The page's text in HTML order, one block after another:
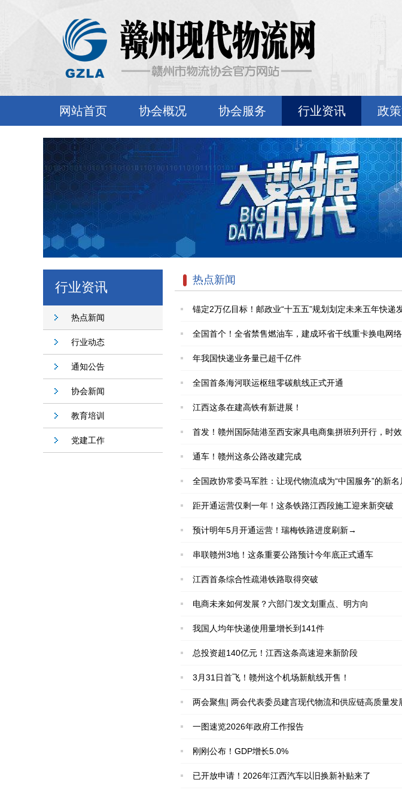
网站首页 协会概况 协会服务 行业资讯 政
行业资讯
热点新闻
行业动态
通知公告
协会新闻
教育培训
党建工作
热点新闻
锚定2万亿目标！邮政业“十五五”规划划定未来五年快递
全国首个！全省禁售燃油车，建成环省干线重卡换电网络
年我国快递业务量已超千亿件
全国首条海河联运枢纽零碳航线正式开通
江西这条在建高铁有新进展！
首发！赣州国际陆港至西安家具电商集拼班列开行，时
通车！赣州这条公路改建完成
全国政协常委马军胜：让现代物流成为“中国服务”的新名
距开通运营仅剩一年！这条铁路江西段施工迎来新突破
预计明年5月开通运营！瑞梅铁路进度刷新→
串联赣州3地！这条重要公路预计今年底正式通车
江西首条综合性疏港铁路取得突破
电商未来如何发展？六部门发文划重点、明方向
我国人均年快递使用量增长到141件
总投资超140亿元！江西这条高速迎来新阶段
3月31日首飞！赣州这个机场新航线开售！
两会聚焦| 两会代表委员建言现代物流和供应链高质量发
一图速览2026年政府工作报告
刚刚公布！GDP增长5.0%
已开放申请！2026年江西汽车以旧换新补贴来了